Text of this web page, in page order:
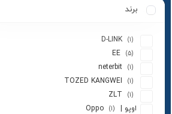
برند
D-LINK (1)
EE (5)
neterbit (1)
TOZED KANGWEI (1)
ZLT (1)
اوپو | Oppo (1)